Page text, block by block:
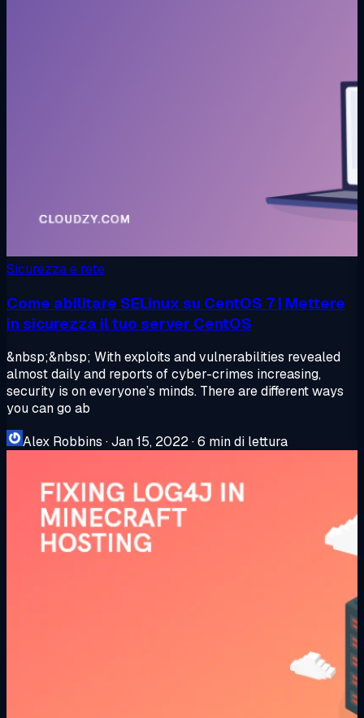
Sicurezza e rete
Come abilitare SELinux su CentOS 7 | Mettere
in sicurezza il tuo server CentOS
&nbsp;&nbsp; With exploits and vulnerabilities revealed
almost daily and reports of cyber-crimes increasing,
security is on everyone’s minds. There are different ways
you can go ab
Alex Robbins ·Jan 15, 2022·6 min di lettura